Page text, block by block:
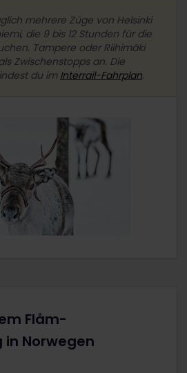
mehrere Züge von Helsinki
die 9 bis 12 Stunden für die
Tampere oder Riihimäki
Zwischenstopps an. Die
du imInterrail-Fahrplan.
Flåm-
Norwegen